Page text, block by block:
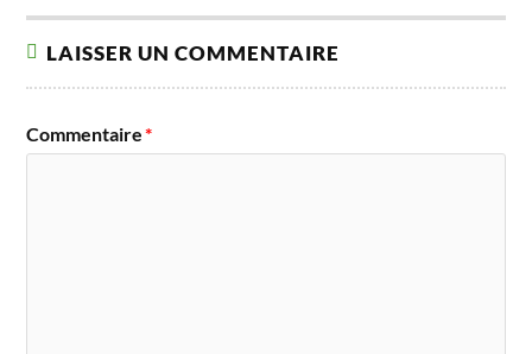
LAISSER UN COMMENTAIRE
Commentaire*